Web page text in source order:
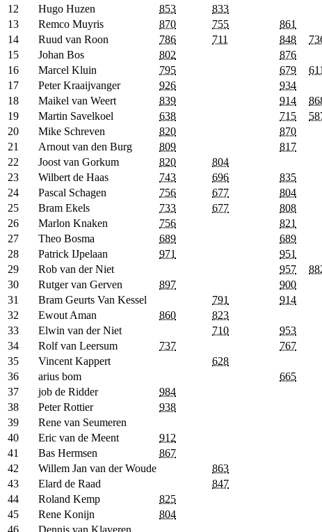
12
Hugo Huzen 853 833
13
Remco Muyris 870 755 861
14
Ruud van Roon 786 711 848
15
Johan Bos 802 876
16
Marcel Kluin 795 679 611
17
Peter Kraaijvanger 926 934
18
Maikel van Weert 839 914
19
Martin Savelkoel 638 715
20
Mike Schreven 820 870
21
Arnout van den Burg 809 817
22
Joost van Gorkum 820 804
23
Wilbert de Haas 743 696 835
24
Pascal Schagen 756 677 804
25
Bram Ekels 733 677 808
26
Marlon Knaken 756 821
27
Theo Bosma 689 689
28
Patrick IJpelaan 971 951
29
Rob van der Niet 957
30
Rutger van Gerven 897 900
31
Bram Geurts Van Kessel 791 914
32
Ewout Aman 860 823
33
Elwin van der Niet 710 953
34
Rolf van Leersum 737 767
35
Vincent Kappert 628
36
arius bom 665
37
job de Ridder 984
38
Peter Rottier 938
39
Rene van Seumeren
40
Eric van de Meent 912
41
Bas Hermsen 867
42
Willem Jan van der Woude 863
43
Elard de Raad 847
44
Roland Kemp 825
45
Rene Konijn 804
46
Dennis van Klaveren